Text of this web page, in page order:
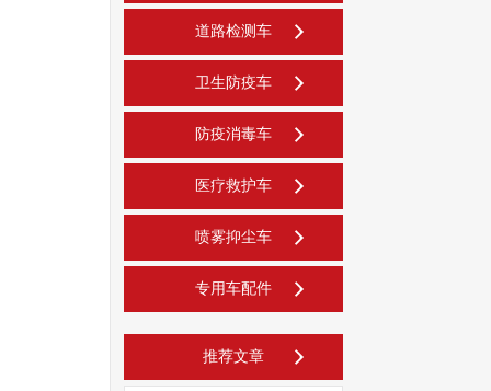
道路检测车
卫生防疫车
防疫消毒车
医疗救护车
喷雾抑尘车
专用车配件
推荐文章